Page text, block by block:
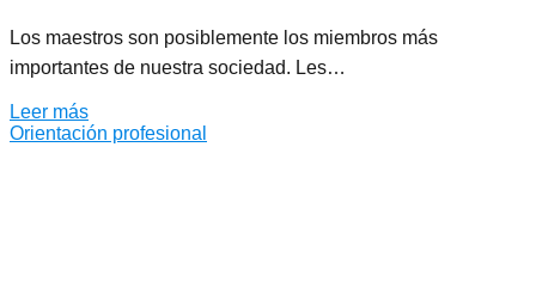
Los maestros son posiblemente los miembros más
importantes de nuestra sociedad. Les…
Leer más
Orientación profesional